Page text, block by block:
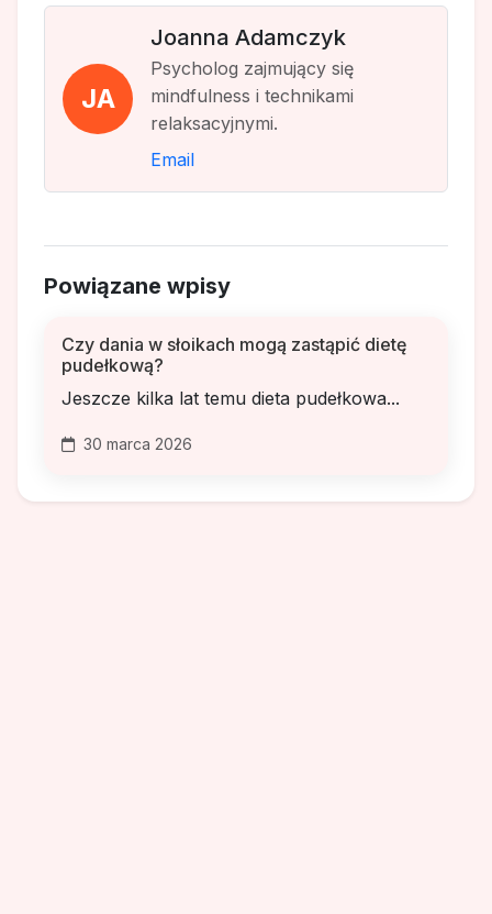
JA
Joanna Adamczyk
Psycholog zajmujący się
mindfulness i technikami
relaksacyjnymi.
Email
Powiązane wpisy
Czy dania w słoikach mogą zastąpić dietę
pudełkową?
Jeszcze kilka lat temu dieta pudełkowa...
30 marca 2026